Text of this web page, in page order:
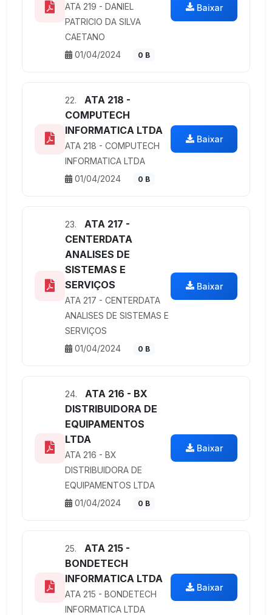
ATA 219 - DANIEL
PATRICIO DA SILVA
CAETANO
01/04/2024
0 B
Baixar
22.
ATA 218 -
COMPUTECH
INFORMATICA LTDA
ATA 218 - COMPUTECH
INFORMATICA LTDA
01/04/2024
0 B
Baixar
23.
ATA 217 -
CENTERDATA
ANALISES DE
SISTEMAS E
SERVIÇOS
ATA 217 - CENTERDATA
ANALISES DE SISTEMAS E
SERVIÇOS
01/04/2024
0 B
Baixar
24.
ATA 216 - BX
DISTRIBUIDORA DE
EQUIPAMENTOS
LTDA
ATA 216 - BX
DISTRIBUIDORA DE
EQUIPAMENTOS LTDA
01/04/2024
0 B
Baixar
25.
ATA 215 -
BONDETECH
INFORMATICA LTDA
ATA 215 - BONDETECH
INFORMATICA LTDA
Baixar